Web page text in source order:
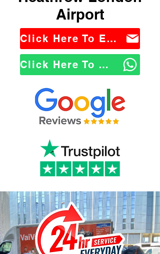
Airport
Click Here To Email Us
Click Here To WhatsApp Us